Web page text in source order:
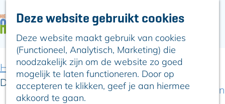
Deze website gebruikt cookies
Deze website maakt gebruik van cookies
(Functioneel, Analytisch, Marketing) die
noodzakelijk zijn om de website zo goed
mogelijk te laten functioneren. Door op
accepteren te klikken, geef je aan hiermee
akkoord te gaan.
n
a
a
ARTIKELEN
Hier is Boskoop
Lekker Lokaal
Ontdek het
Erfgoed
Natuurlijk genieten
Home
Locaties winkelen
De Compierekade en het Rietveld